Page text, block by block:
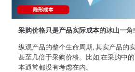
采购价格只是产品实际成本的冰山一角!
纵观产品的整个生命周期, 其实产品的
甚至几倍于采购价格。比如,在采购中
本通常都没有考虑在内。